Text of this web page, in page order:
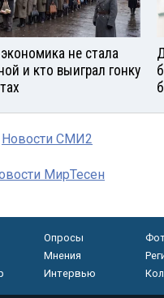
не стала
и кто выиграл гонку
Новости СМИ2
МирТесен
Опросы
Мнения
Интервью